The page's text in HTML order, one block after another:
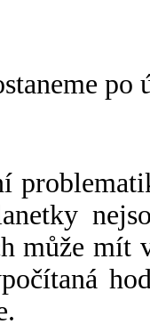
po
může mít